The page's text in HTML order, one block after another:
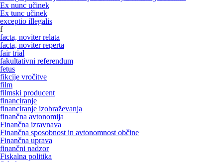
Ex nunc učinek
Ex tunc učinek
exceptio illegalis
f
facta, noviter relata
facta, noviter reperta
fair trial
fakultativni referendum
fetus
fikcije vročitve
film
filmski producent
financiranje
financiranje izobraževanja
finančna avtonomija
Finančna izravnava
Finančna sposobnost in avtonomnost občine
Finančna uprava
finančni nadzor
Fiskalna politika